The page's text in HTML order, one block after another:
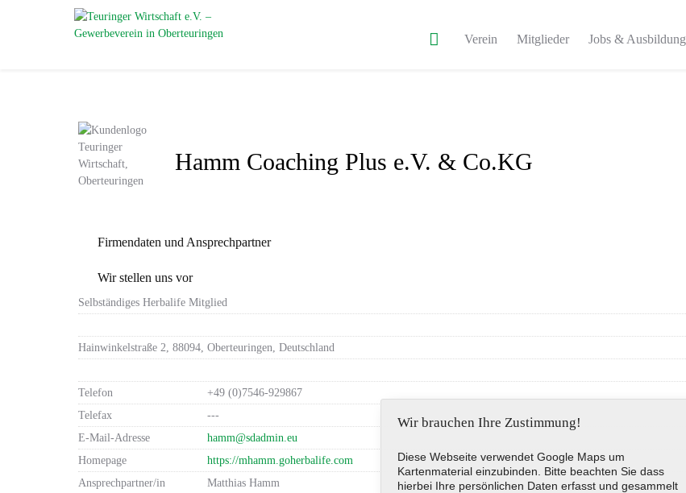
Verein Mitglieder Jobs & Ausbildung
Hamm Coaching Plus e.V. & Co.KG
Firmendaten und Ansprechpartner
Wir stellen uns vor
Selbständiges Herbalife Mitglied
Hainwinkelstraße 2, 88094, Oberteuringen, Deutschland
Telefon
+49 (0)7546-929867
Telefax
---
E-Mail-Adresse
hamm@sdadmin.eu
Homepage
https://mhamm.goherbalife.com
Ansprechpartner/in
Matthias Hamm
Wir brauchen Ihre Zustimmung!
Diese Webseite verwendet Google Maps um
Kartenmaterial einzubinden. Bitte beachten Sie dass
hierbei Ihre persönlichen Daten erfasst und gesammelt